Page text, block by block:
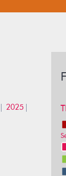
2025